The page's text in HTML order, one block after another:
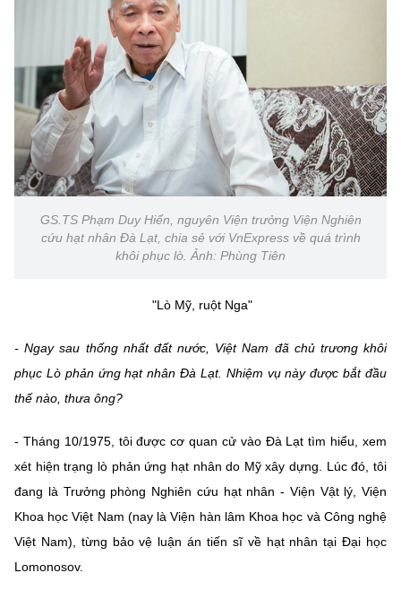
Vietnamese
BỘ KHOA HỌC VÀ CÔNG NGHỆ
MINISTRY OF SCIENCE AND TECHNOLOGY
Cơ quan chủ quản: Bộ Khoa học và Công nghệ (MST)
Giám đốc Trung tâm Truyền thông Khoa học và Công nghệ.
Địa chỉ: Ban Biên tập Cổng TTĐT - 18 Nguyễn Du, TP. Hà Nội
Email:stc@mst.gov.vn
©2026 Bản quyền thuộc Bộ Khoa Học và Công Nghệ
website này)
GS.TS Phạm Duy Hiển, nguyên Viện trưởng Viện Nghiên
cứu hạt nhân Đà Lạt, chia sẻ với VnExpress về quá trình
khôi phục lò. Ảnh: Phùng Tiên
"Lò Mỹ, ruột Nga"
- Ngay sau thống nhất đất nước, Việt Nam đã chủ trương khôi
phục Lò phản ứng hạt nhân Đà Lạt. Nhiệm vụ này được bắt đầu
thế nào, thưa ông?
- Tháng 10/1975, tôi được cơ quan cử vào Đà Lạt tìm hiểu, xem
xét hiện trạng lò phản ứng hạt nhân do Mỹ xây dựng. Lúc đó, tôi
đang là Trưởng phòng Nghiên cứu hạt nhân - Viện Vật lý, Viện
Khoa học Việt Nam (nay là Viện hàn lâm Khoa học và Công nghệ
Việt Nam), từng bảo vệ luận án tiến sĩ về hạt nhân tại Đại học
Lomonosov.